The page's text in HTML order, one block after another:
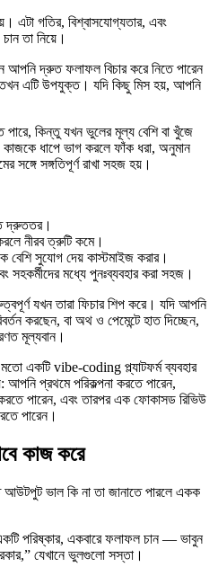
এটা গতির, বিশ্বাসযোগ্যতার, এবং
তা নিয়ে।
দ্রুত ফলাফল বিচার করে নিতে পারেন
এটি উপযুক্ত। যদি কিছু মিস হয়, আপনি
পারে, কিন্তু যখন ভুলের মূল্য বেশি বা খুঁজে
ধাপে ভাগ করলে ফাঁক ধরা, অনুমান
সঙ্গে সঙ্গতিপূর্ণ রাখা সহজ হয়।
দ্রুততর।
নীরব ত্রুটি কমে।
বেশি সুযোগ দেয় কাস্টমাইজ করার।
সহকর্মীদের মধ্যে পুনঃব্যবহার করা সহজ।
যখন তারা ফিচার শিপ করে। যদি আপনি
করছেন, বা অথ ও পেমেন্টে হাত দিচ্ছেন,
মূল্যবান।
একটি vibe-coding প্ল্যাটফর্ম ব্যবহার
আপনি প্রথমে পরিকল্পনা করতে পারেন,
পারেন, এবং তারপর এক ফোকাসড রিভিউ
পারেন।
কাজ করে
ভাল কি না তা জানাতে পারলে একক
পরিষ্কার, একবারে ফলাফল চান — ভাবুন
যেখানে ভুলগুলো সস্তা।